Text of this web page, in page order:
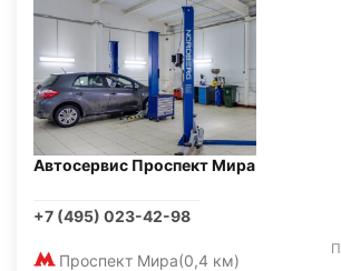
Автосервис Проспект Мира
+7 (495) 023-42-98
Проспект Мира(0,4 км)